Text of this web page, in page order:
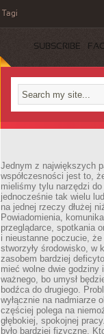
Tagi
SUBSCRIBE
Jednym z największych
współczesności jest to,
mieliśmy tylu narzędzi
jednocześnie tak wielu
na jednej rzeczy dłużej
Powiadomienia,
przeglądarce, spotkania
i nieustanne poczucie,
stworzyły środowisko, w
zasobem bardziej
mieć wolne dwie godziny
ważnego, bo umysł
bodźca do drugiego.
wyłącznie na nadmiarze
częściej polega na
głębokiej, spokojnej
było bardziej fizyczne.